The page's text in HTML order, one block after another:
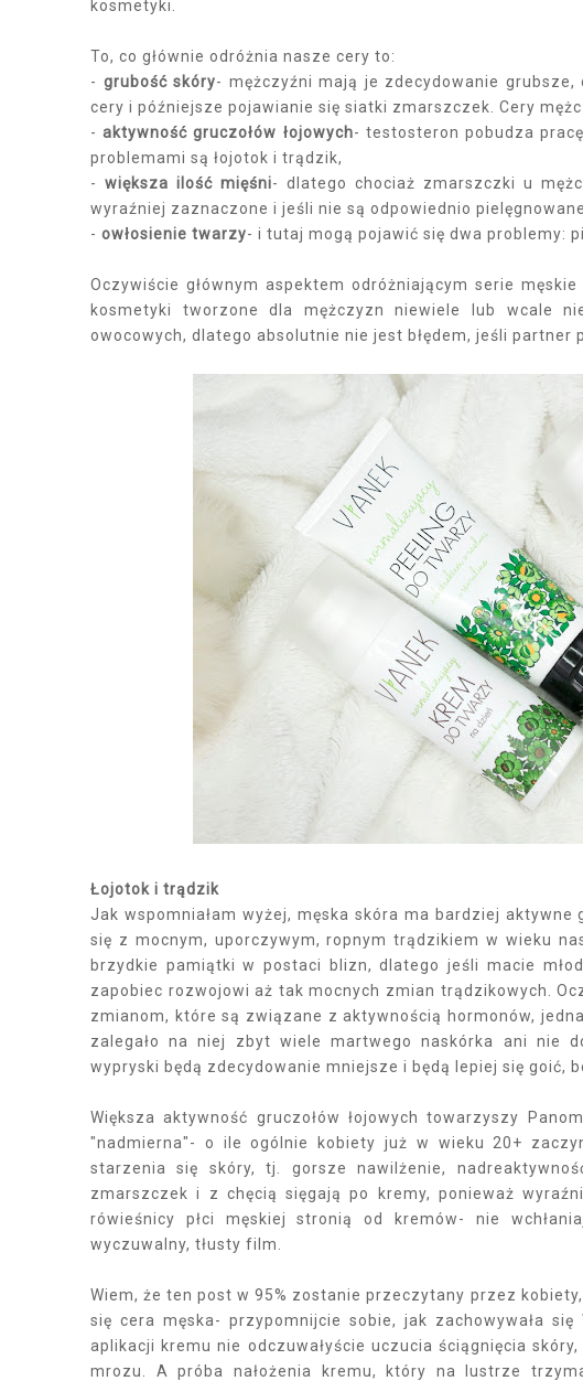
kosmetyki.
To, co głównie odróżnia nasze cery to:
- grubość skóry- mężczyźni mają je zdecydowanie grubsze,
cery i późniejsze pojawianie się siatki zmarszczek. Cery
- aktywność gruczołów łojowych- testosteron pobudza
problemami są łojotok i trądzik,
- większa ilość mięśni- dlatego chociaż zmarszczki u
wyraźniej zaznaczone i jeśli nie są odpowiednio
- owłosienie twarzy- i tutaj mogą pojawić się dwa problemy:
Oczywiście głównym aspektem odróżniającym serie
kosmetyki tworzone dla mężczyzn niewiele lub wcale
owocowych, dlatego absolutnie nie jest błędem, jeśli partner
Łojotok i trądzik
Jak wspomniałam wyżej, męska skóra ma bardziej aktywne
się z mocnym, uporczywym, ropnym trądzikiem w wieku
brzydkie pamiątki w postaci blizn, dlatego jeśli macie
zapobiec rozwojowi aż tak mocnych zmian trądzikowych.
zmianom, które są związane z aktywnością hormonów,
zalegało na niej zbyt wiele martwego naskórka ani nie
wypryski będą zdecydowanie mniejsze i będą lepiej się goić,
Większa aktywność gruczołów łojowych towarzyszy
"nadmierna"- o ile ogólnie kobiety już w wieku 20+
starzenia się skóry, tj. gorsze nawilżenie,
zmarszczek i z chęcią sięgają po kremy, ponieważ
rówieśnicy płci męskiej stronią od kremów- nie
wyczuwalny, tłusty film.
Wiem, że ten post w 95% zostanie przeczytany przez
się cera męska- przypomnijcie sobie, jak zachowywała
aplikacji kremu nie odczuwałyście uczucia ściągnięcia
mrozu. A próba nałożenia kremu, który na lustrze